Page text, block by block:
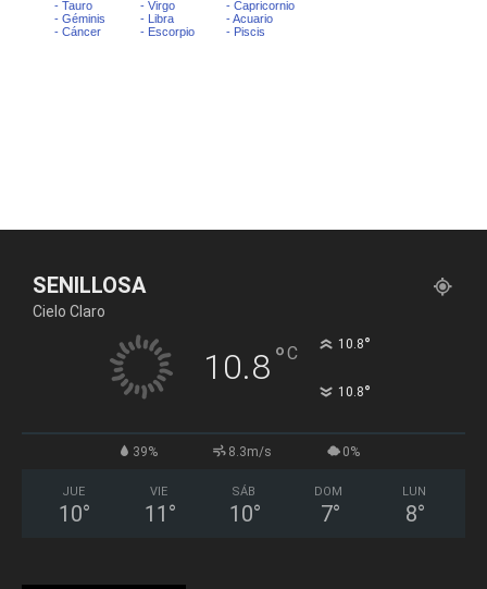
SENILLOSA
Cielo Claro
10.8°C 10.8°
10.8°
39% 8.3m/s 0%
JUE
10°
VIE
11 °
SÁB
10°
DOM
7°
LUN
8°